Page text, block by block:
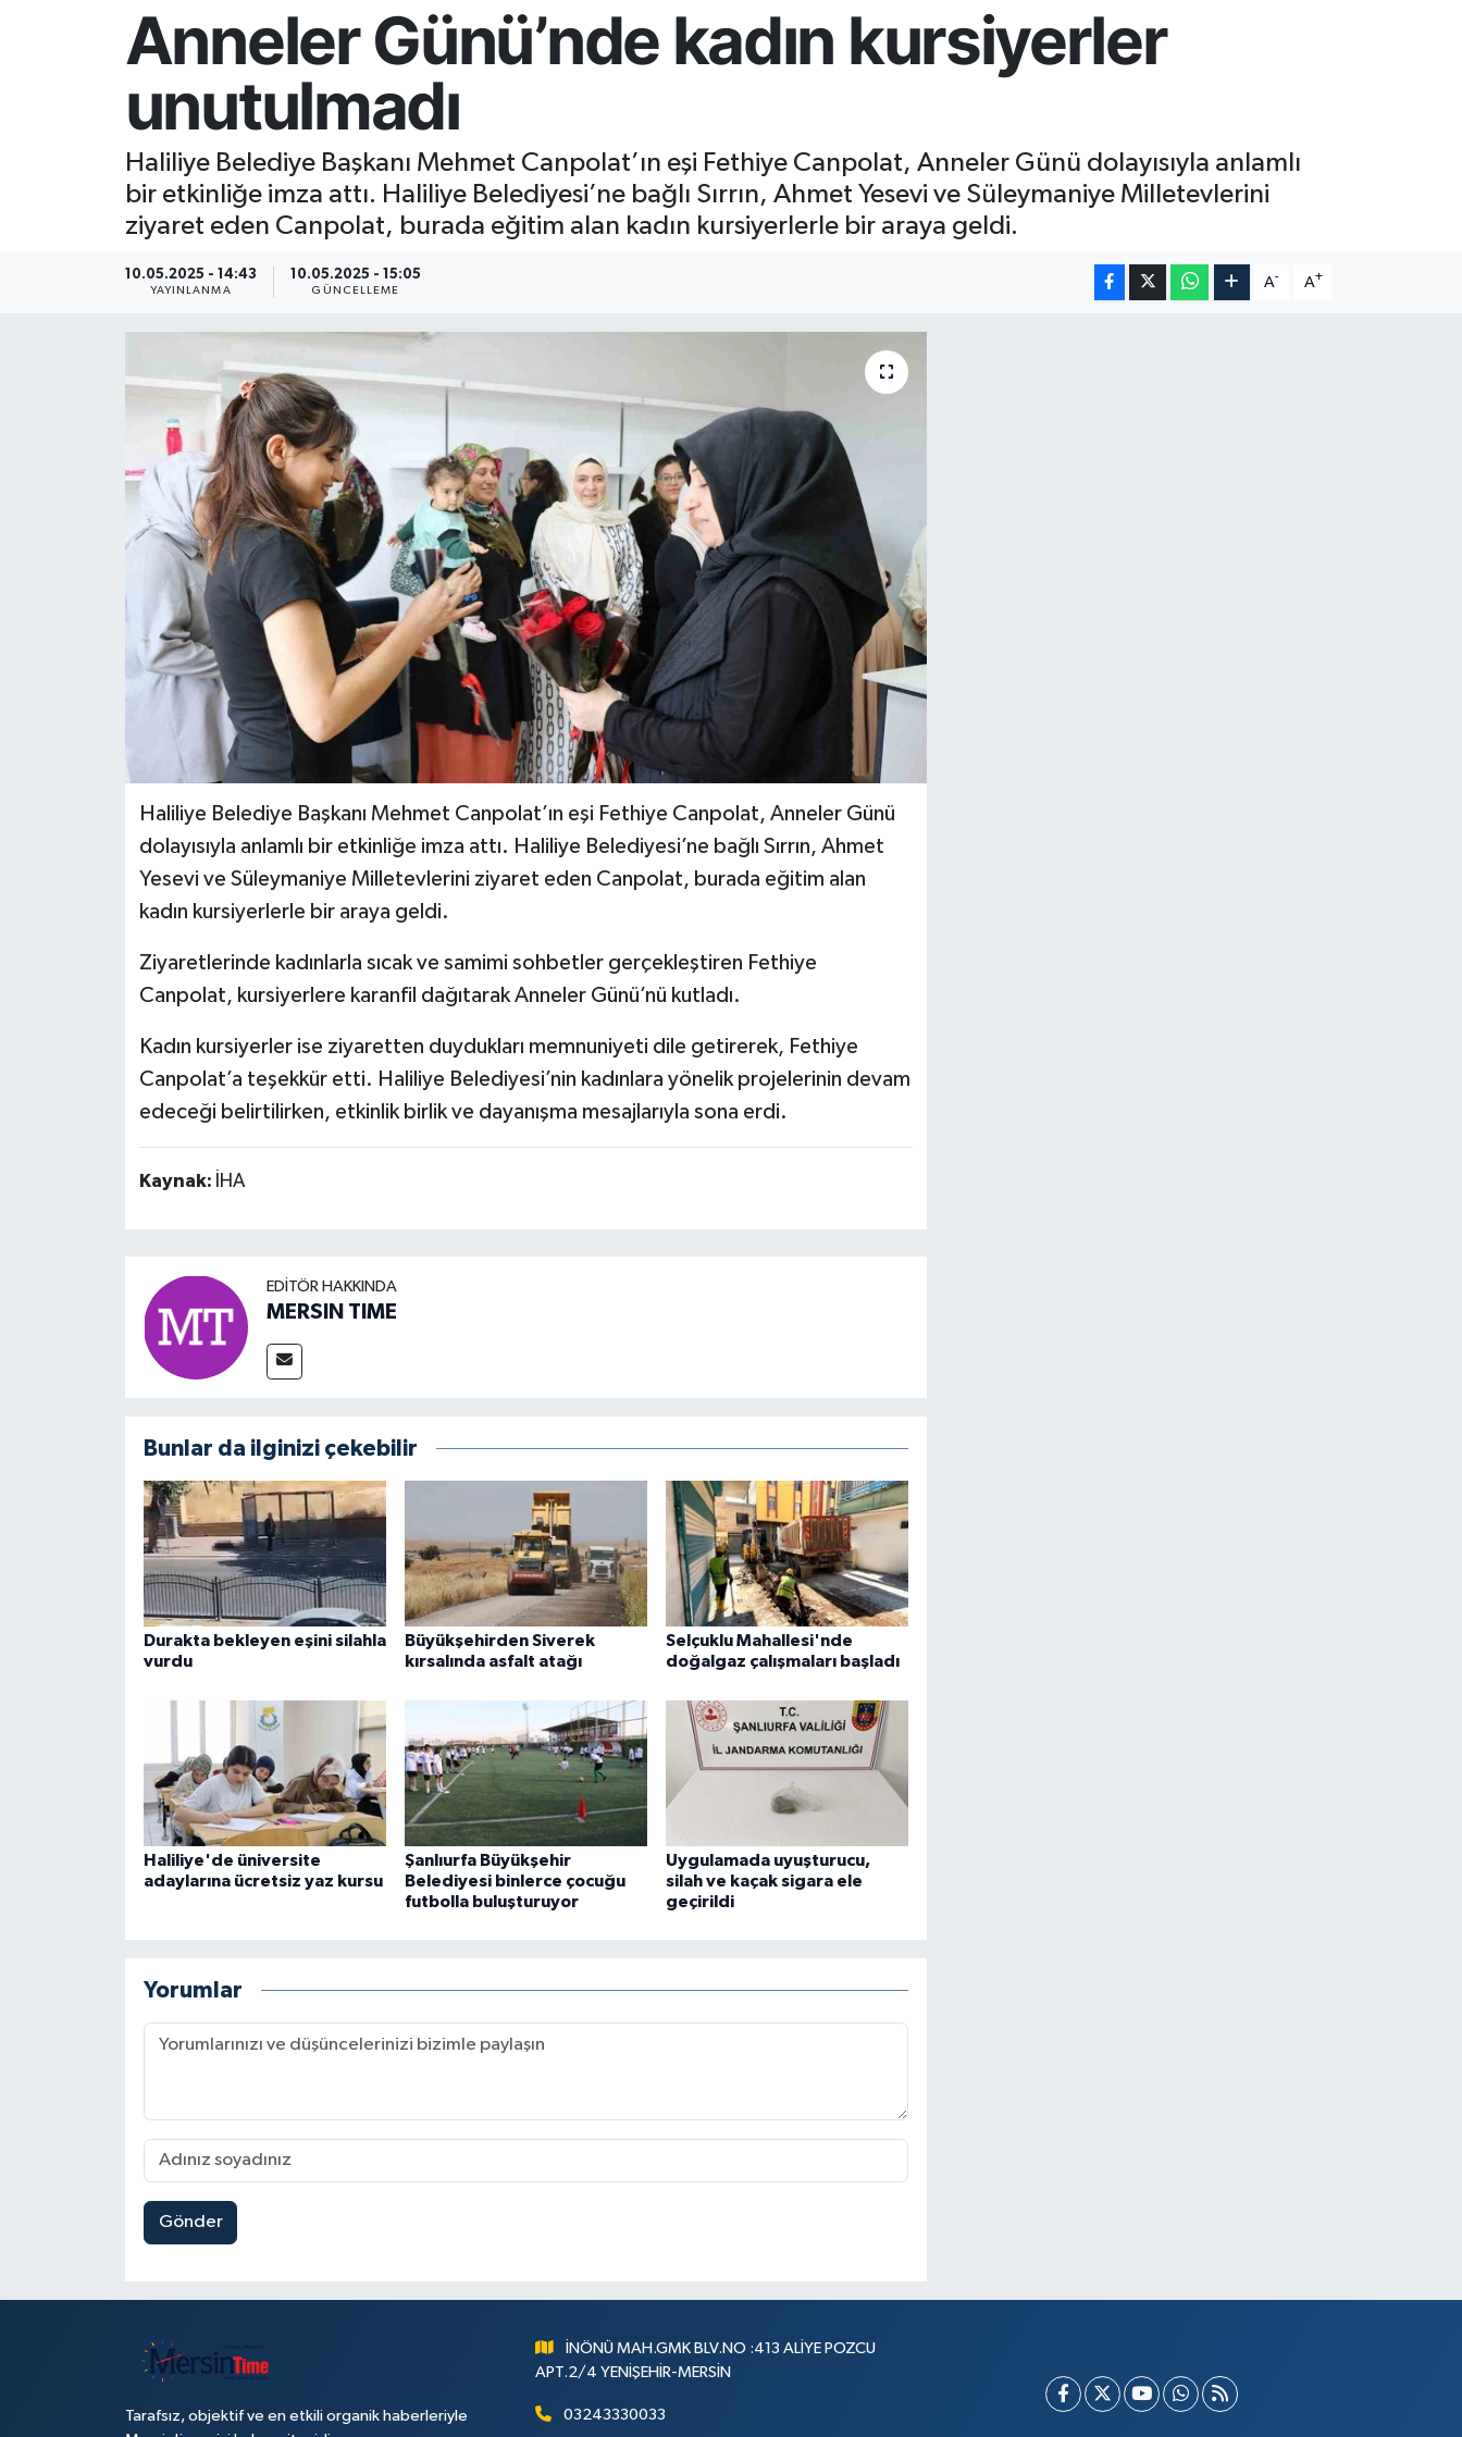
Anneler Günü’nde kadın kursiyerler
unutulmadı
Haliliye Belediye Başkanı Mehmet Canpolat’ın eşi Fethiye Canpolat, Anneler Günü dolayısıyla anlamlı
bir etkinliğe imza attı. Haliliye Belediyesi’ne bağlı Sırrın, Ahmet Yesevi ve Süleymaniye Milletevlerini
ziyaret eden Canpolat, burada eğitim alan kadın kursiyerlerle bir araya geldi.
10.05.2025 - 14:43
YAYINLANMA
10.05.2025 - 15:05
GÜNCELLEME
A- A+
Haliliye Belediye Başkanı Mehmet Canpolat’ın eşi Fethiye Canpolat, Anneler Günü
dolayısıyla anlamlı bir etkinliğe imza attı. Haliliye Belediyesi’ne bağlı Sırrın, Ahmet
Yesevi ve Süleymaniye Milletevlerini ziyaret eden Canpolat, burada eğitim alan
kadın kursiyerlerle bir araya geldi.
Ziyaretlerinde kadınlarla sıcak ve samimi sohbetler gerçekleştiren Fethiye
Canpolat, kursiyerlere karanfil dağıtarak Anneler Günü’nü kutladı.
Kadın kursiyerler ise ziyaretten duydukları memnuniyeti dile getirerek, Fethiye
Canpolat’a teşekkür etti. Haliliye Belediyesi’nin kadınlara yönelik projelerinin devam
edeceği belirtilirken, etkinlik birlik ve dayanışma mesajlarıyla sona erdi.
Kaynak: İHA
EDITÖR HAKKINDA
MERSIN TIME
Bunlar da ilginizi çekebilir
Durakta bekleyen eşini silahla
vurdu
Büyükşehirden Siverek
kırsalında asfalt atağı
Selçuklu Mahallesi'nde
doğalgaz çalışmaları başladı
Haliliye'de üniversite
adaylarına ücretsiz yaz kursu
Şanlıurfa Büyükşehir
Belediyesi binlerce çocuğu
futbolla buluşturuyor
Uygulamada uyuşturucu,
silah ve kaçak sigara ele
geçirildi
Yorumlar
Gönder
Tarafsız, objektif ve en etkili organik haberleriyle
İNÖNÜ MAH.GMK BLV.NO :413 ALİYE POZCU
APT.2/4 YENİŞEHİR-MERSİN
03243330033
Resmi İlan